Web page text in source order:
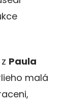
Paula
malá